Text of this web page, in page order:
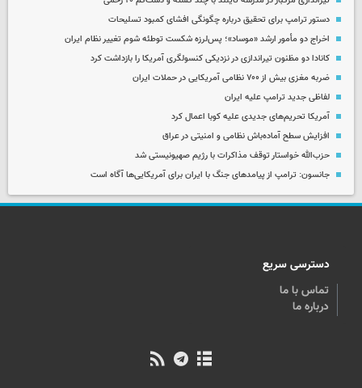
دستور ترامپ برای تحقیق درباره چگونگی افشای کمبود تسلیحات
اخراج دو مأمور ارشد «موساد»؛ پس‌لرزه شکست توطئه شوم تغییر نظام ایران
کانادا دو مظنون تیراندازی در نزدیکی کنسولگری آمریکا را بازداشت کرد
ضربه مغزی بیش از ۷۰۰ نظامی آمریکایی در حملات ایران
لفاظی جدید ترامپ علیه ایران
آمریکا تحریم‌های جدیدی علیه کوبا اعمال کرد
افزایش سطح آماده‌باش نظامی و امنیتی در عراق
حزب‌الله خواستار توقف مذاکرات با رژیم صهیونیستی شد
جانسون: ترامپ از پیامدهای جنگ با ایران برای آمریکایی‌ها آگاه است
دسترسی سریع
تماس با ما
درباره ما